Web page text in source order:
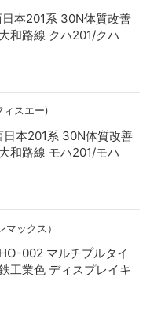
本201系 30N体質改善
和路線 クハ201/クハ
ィスエー)
本201系 30N体質改善
和路線 モハ201/モハ
ックス）
002 マルチプルタイ
工業色 ディスプレイキ